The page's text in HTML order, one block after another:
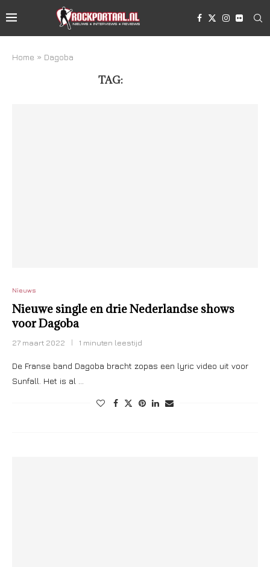
Home » Dagoba
TAG:
Nieuws
Nieuwe single en drie Nederlandse shows
voor Dagoba
27 maart 2022 1 minuten leestijd
De Franse band Dagoba bracht zopas een lyric video uit voor
Sunfall. Het is al …